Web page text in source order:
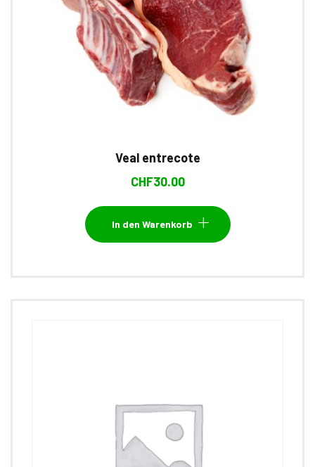
Veal entrecote
CHF30.00
In den Warenkorb